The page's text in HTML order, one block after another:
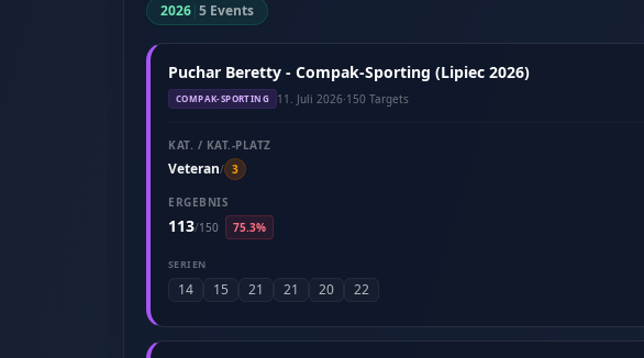
2026|5 Events
Puchar Beretty - Compak-Sporting (Lipiec 2026)
COMPAK-SPORTING 11. Juli 2026·150 Targets
KAT. / KAT.-PLATZ
Veteran/ 3
ERGEBNIS
113/150 75.3%
SERIEN
14 15 21 21 20 22